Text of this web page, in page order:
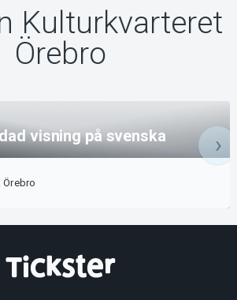
Kulturkvarteret
Örebro
visning på svenska
Örebro